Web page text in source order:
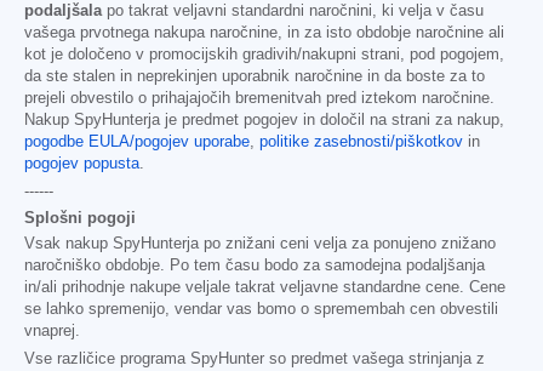
podaljšalapo takrat veljavni standardni naročnini, ki velja v času
vašega prvotnega nakupa naročnine, in za isto obdobje naročnine ali
kot je določeno v promocijskih gradivih/nakupni strani, pod pogojem,
da ste stalen in neprekinjen uporabnik naročnine in da boste za to
prejeli obvestilo o prihajajočih bremenitvah pred iztekom naročnine.
Nakup SpyHunterja je predmet pogojev in določil na strani za nakup,
pogodbe EULA/pogojev uporabe, politike zasebnosti/piškotkov in
pogojev popusta.
------
Splošni pogoji
Vsak nakup SpyHunterja po znižani ceni velja za ponujeno znižano
naročniško obdobje. Po tem času bodo za samodejna podaljšanja
in/ali prihodnje nakupe veljale takrat veljavne standardne cene. Cene
se lahko spremenijo, vendar vas bomo o spremembah cen obvestili
vnaprej.
Vse različice programa SpyHunter so predmet vašega strinjanja z